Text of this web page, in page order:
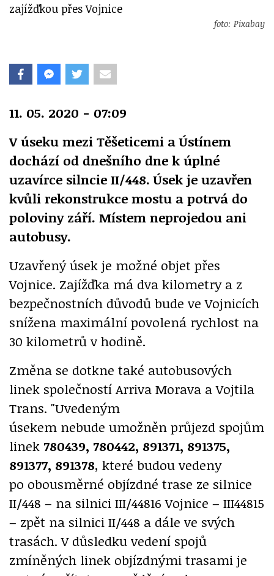
zajížďkou přes Vojnice
foto: Pixabay
11. 05. 2020 - 07:09
V úseku mezi Těšeticemi a Ústínem
dochází od dnešního dne k úplné
uzavírce silncie II/448. Úsek je uzavřen
kvůli rekonstrukce mostu a potrvá do
poloviny září. Místem neprojedou ani
autobusy.
Uzavřený úsek je možné objet přes
Vojnice. Zajížďka má dva kilometry a z
bezpečnostních důvodů bude ve Vojnicích
snížena maximální povolená rychlost na
30 kilometrů v hodině.
Změna se dotkne také autobusových
linek společností Arriva Morava a Vojtila
Trans. "Uvedeným
úsekem nebude umožněn průjezd spojům
linek 780439, 780442, 891371, 891375,
891377, 891378, které budou vedeny
po obousměrné objízdné trase ze silnice
II/448 – na silnici III/44816 Vojnice – III44815
– zpět na silnici II/448 a dále ve svých
trasách. V důsledku vedení spojů
zmíněných linek objízdnými trasami je